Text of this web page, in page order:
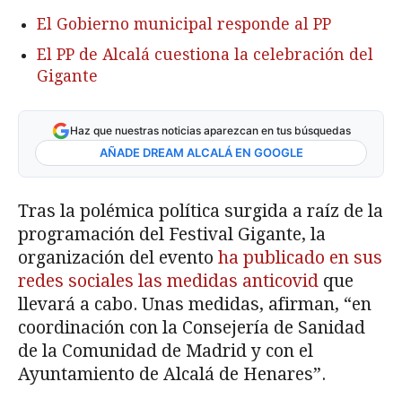
El Gobierno municipal responde al PP
El PP de Alcalá cuestiona la celebración del
Gigante
Haz que nuestras noticias aparezcan en tus búsquedas
AÑADE DREAM ALCALÁ EN GOOGLE
Tras la polémica política surgida a raíz de la
programación del Festival Gigante, la
organización del evento ha publicado en sus
redes sociales las medidas anticovid que
llevará a cabo. Unas medidas, afirman, “en
coordinación con la Consejería de Sanidad
de la Comunidad de Madrid y con el
Ayuntamiento de Alcalá de Henares”.